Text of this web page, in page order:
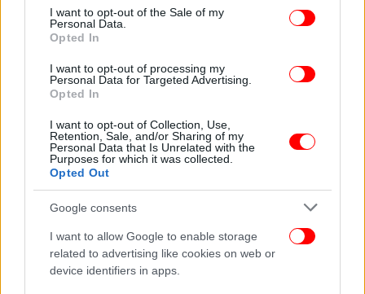
consent section.
I want to opt-out of the Sale of my
Personal Data.
Opted In
I want to opt-out of processing my
Personal Data for Targeted Advertising.
Opted In
I want to opt-out of Collection, Use,
Retention, Sale, and/or Sharing of my
Personal Data that Is Unrelated with the
Purposes for which it was collected.
Opted Out
Google consents
I want to allow Google to enable storage
related to advertising like cookies on web or
device identifiers in apps.
υπεύθυνος για την εγγραφή του ακινήτου στο
Μητρώο Ακινήτων Βραχυχρόνιας Διαμονής της
και την υποβολή δηλώσεων βραχυχρόνιας
διαμονής. Τα στοιχεία αυτά πρέπει να εμφανίζονται
ακινήτου. Εάν το ακίνητο εκμισθώνεται τμηματικά
(π.χ., δωμάτια ξεχωριστά), ο διαχειριστής οφείλει
να εξασφαλίσει ξεχωριστό ΑΜΑ για κάθε τμήμα.
Σημαντικό είναι ότι, σε περίπτωση που ο
διαχειριστής είναι τρίτο πρόσωπο, απαιτείται η
υποβολή δήλωσης από τον ιδιοκτήτη που
παραχωρεί το δικαίωμα διαχείρισης, αναγράφοντας
τον Αριθμό Ταυτότητας Ακινήτου (ΑΤΑΚ). Η